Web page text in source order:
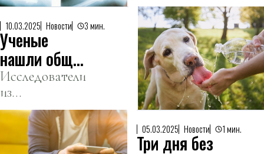
снижения
когнитивных
функций
охватило почти
20 тысяч
человек.
10.03.2025 Новости 3 мин.
Ученые
нашли общие
гены у людей
и собак,
склонных к
ожирению
Исследователи
из
Кембриджского
университета
обнаружили у
05.03.2025 Новости 1 мин.
Три дня без